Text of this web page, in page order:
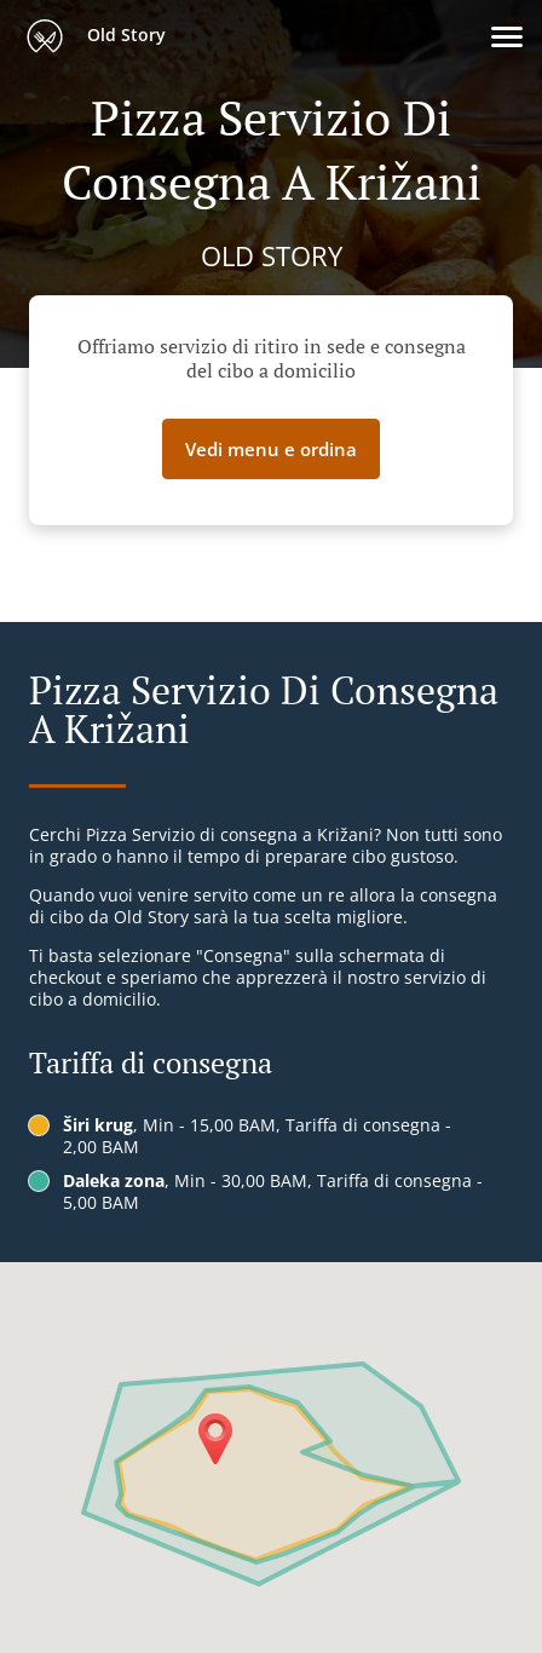
Old Story
Pizza Servizio Di
Consegna A Križani
OLD STORY
Offriamo servizio di ritiro in sede e consegna
del cibo a domicilio
Vedi menu e ordina
Pizza Servizio Di Consegna
A Križani
Cerchi Pizza Servizio di consegna a Križani? Non tutti sono
in grado o hanno il tempo di preparare cibo gustoso.
Quando vuoi venire servito come un re allora la consegna
di cibo da Old Story sarà la tua scelta migliore.
Ti basta selezionare "Consegna" sulla schermata di
checkout e speriamo che apprezzerà il nostro servizio di
cibo a domicilio.
Tariffa di consegna
Širi krug, Min - 15,00 BAM, Tariffa di consegna -
2,00 BAM
Daleka zona, Min - 30,00 BAM, Tariffa di consegna -
5,00 BAM